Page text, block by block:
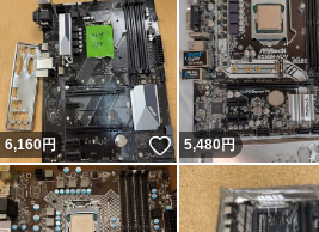
6,160円 いいね！
5,480円